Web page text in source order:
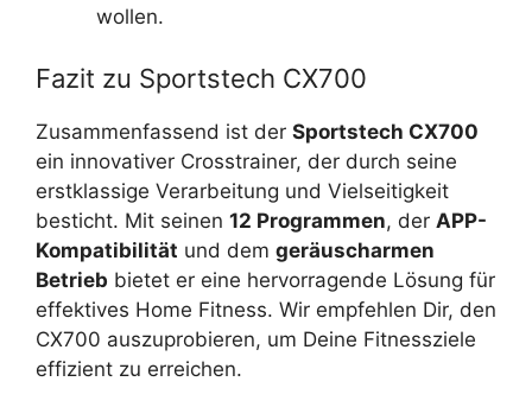
wollen.
Fazit zu Sportstech CX700
Zusammenfassend ist der Sportstech CX700
ein innovativer Crosstrainer, der durch seine
erstklassige Verarbeitung und Vielseitigkeit
besticht. Mit seinen 12 Programmen, der APP-
Kompatibilität und dem geräuscharmen
Betrieb bietet er eine hervorragende Lösung für
effektives Home Fitness. Wir empfehlen Dir, den
CX700 auszuprobieren, um Deine Fitnessziele
effizient zu erreichen.